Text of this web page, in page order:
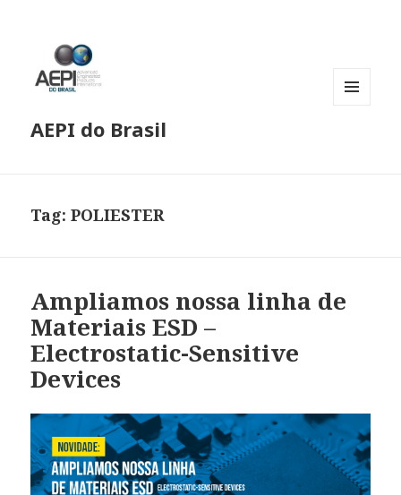
AEPI do Brasil
Tag:POLIESTER
Ampliamos nossa linha de
Materiais ESD –
Electrostatic-Sensitive
Devices